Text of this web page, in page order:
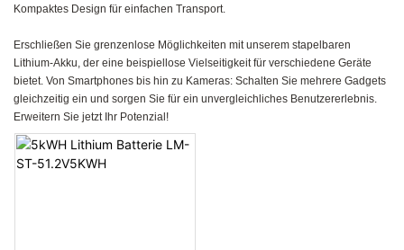
Kompaktes Design für einfachen Transport.
Erschließen Sie grenzenlose Möglichkeiten mit unserem stapelbaren
Lithium-Akku, der eine beispiellose Vielseitigkeit für verschiedene Geräte
bietet. Von Smartphones bis hin zu Kameras: Schalten Sie mehrere Gadgets
gleichzeitig ein und sorgen Sie für ein unvergleichliches Benutzererlebnis.
Erweitern Sie jetzt Ihr Potenzial!